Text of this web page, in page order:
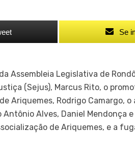
Se
Assembleia Legislativa de
(Sejus), Marcus Rito, o
Ariquemes, Rodrigo Camargo, o
Alves, Daniel Mendonça
de Ariquemes, e a